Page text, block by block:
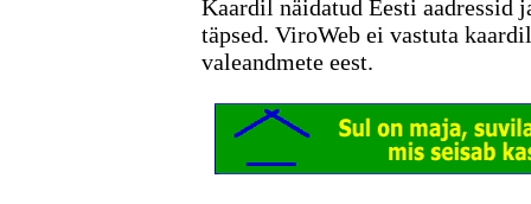
Kaardil näidatud Eesti aadressid
täpsed. ViroWeb ei vastuta
valeandmete eest.